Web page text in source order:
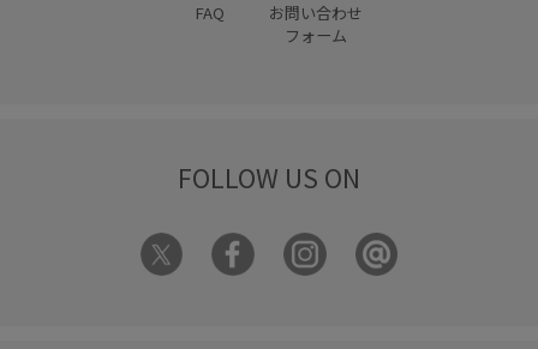
FAQ
お問い合わせ
フォーム
FOLLOW US ON